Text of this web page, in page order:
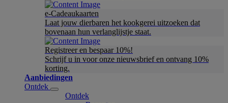
e-Cadeaukaarten
Laat jouw dierbaren het kookgerei uitzoeken dat
bovenaan hun verlanglijstje staat.
Registreer en bespaar 10%!
Schrijf u in voor onze nieuwsbrief en ontvang 10%
korting.
Aanbiedingen
Ontdek
Ontdek